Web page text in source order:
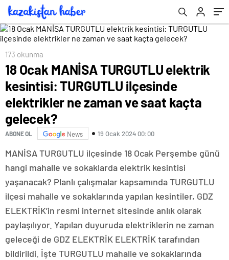
zaman ve saat kaçta gelecek?
173 okunma
18 Ocak MANİSA TURGUTLU elektrik
kesintisi: TURGUTLU ilçesinde
elektrikler ne zaman ve saat kaçta
gelecek?
ABONE OL News 19 Ocak 2024 00:00
MANİSA TURGUTLU ilçesinde 18 Ocak Perşembe günü
hangi mahalle ve sokaklarda elektrik kesintisi
yaşanacak? Planlı çalışmalar kapsamında TURGUTLU
ilçesi mahalle ve sokaklarında yapılan kesintiler, GDZ
ELEKTRİK’in resmi internet sitesinde anlık olarak
paylaşılıyor. Yapılan duyuruda elektriklerin ne zaman
geleceği de GDZ ELEKTRİK ELEKTRİK tarafından
bildirildi. İşte TURGUTLU mahalle ve sokaklarında